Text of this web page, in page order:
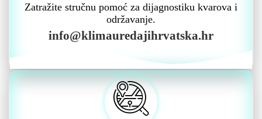
Zatražite stručnu pomoć za dijagnostiku kvarova i
održavanje.
info@klimauredajihrvatska.hr